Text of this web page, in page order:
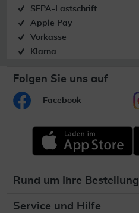
SEPA-Lastschrift
Apple Pay
Vorkasse
Klarna
Folgen Sie uns auf
Facebook
Rund um Ihre Bestellung
Service und Hilfe